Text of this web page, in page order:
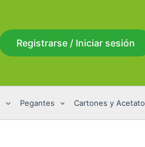
Registrarse / Iniciar sesión
Pegantes Cartones y